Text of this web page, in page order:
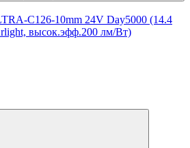
C126-10mm 24V Day5000 (14.4
высок.эфф.200 лм/Вт)